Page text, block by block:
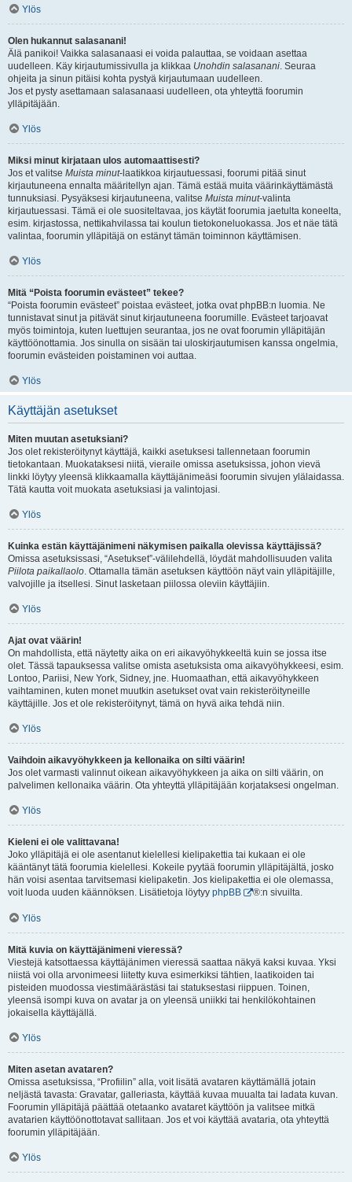
Ylös
Olen hukannut salasanani!
Älä panikoi! Vaikka salasanaasi ei voida palauttaa, se voidaan asettaa
uudelleen. Käy kirjautumissivulla ja klikkaa Unohdin salasanani. Seuraa
ohjeita ja sinun pitäisi kohta pystyä kirjautumaan uudelleen.
Jos et pysty asettamaan salasanaasi uudelleen, ota yhteyttä foorumin
ylläpitäjään.
Ylös
Miksi minut kirjataan ulos automaattisesti?
Jos et valitse Muista minut-laatikkoa kirjautuessasi, foorumi pitää sinut
kirjautuneena ennalta määritellyn ajan. Tämä estää muita väärinkäyttämästä
tunnuksiasi. Pysyäksesi kirjautuneena, valitse Muista minut-valinta
kirjautuessasi. Tämä ei ole suositeltavaa, jos käytät foorumia jaetulta koneelta,
esim. kirjastossa, nettikahvilassa tai koulun tietokoneluokassa. Jos et näe tätä
valintaa, foorumin ylläpitäjä on estänyt tämän toiminnon käyttämisen.
Ylös
Mitä “Poista foorumin evästeet” tekee?
“Poista foorumin evästeet” poistaa evästeet, jotka ovat phpBB:n luomia. Ne
tunnistavat sinut ja pitävät sinut kirjautuneena foorumille. Evästeet tarjoavat
myös toimintoja, kuten luettujen seurantaa, jos ne ovat foorumin ylläpitäjän
käyttöönottamia. Jos sinulla on sisään tai uloskirjautumisen kanssa ongelmia,
foorumin evästeiden poistaminen voi auttaa.
Ylös
Käyttäjän asetukset
Miten muutan asetuksiani?
Jos olet rekisteröitynyt käyttäjä, kaikki asetuksesi tallennetaan foorumin
tietokantaan. Muokataksesi niitä, vieraile omissa asetuksissa, johon vievä
linkki löytyy yleensä klikkaamalla käyttäjänimeäsi foorumin sivujen ylälaidassa.
Tätä kautta voit muokata asetuksiasi ja valintojasi.
Ylös
Kuinka estän käyttäjänimeni näkymisen paikalla olevissa käyttäjissä?
Omissa asetuksissasi, “Asetukset”-välilehdellä, löydät mahdollisuuden valita
Piilota paikallaolo. Ottamalla tämän asetuksen käyttöön näyt vain ylläpitäjille,
valvojille ja itsellesi. Sinut lasketaan piilossa oleviin käyttäjiin.
Ylös
Ajat ovat väärin!
On mahdollista, että näytetty aika on eri aikavyöhykkeeltä kuin se jossa itse
olet. Tässä tapauksessa valitse omista asetuksista oma aikavyöhykkeesi, esim.
Lontoo, Pariisi, New York, Sidney, jne. Huomaathan, että aikavyöhykkeen
vaihtaminen, kuten monet muutkin asetukset ovat vain rekisteröityneille
käyttäjille. Jos et ole rekisteröitynyt, tämä on hyvä aika tehdä niin.
Ylös
Vaihdoin aikavyöhykkeen ja kellonaika on silti väärin!
Jos olet varmasti valinnut oikean aikavyöhykkeen ja aika on silti väärin, on
palvelimen kellonaika väärin. Ota yhteyttä ylläpitäjään korjataksesi ongelman.
Ylös
Kieleni ei ole valittavana!
Joko ylläpitäjä ei ole asentanut kielellesi kielipakettia tai kukaan ei ole
kääntänyt tätä foorumia kielellesi. Kokeile pyytää foorumin ylläpitäjältä, josko
hän voisi asentaa tarvitsemasi kielipaketin. Jos kielipakettia ei ole olemassa,
voit luoda uuden käännöksen. Lisätietoja löytyy phpBB ®:n sivuilta.
Ylös
Mitä kuvia on käyttäjänimeni vieressä?
Viestejä katsottaessa käyttäjänimen vieressä saattaa näkyä kaksi kuvaa. Yksi
niistä voi olla arvonimeesi liitetty kuva esimerkiksi tähtien, laatikoiden tai
pisteiden muodossa viestimäärästäsi tai statuksestasi riippuen. Toinen,
yleensä isompi kuva on avatar ja on yleensä uniikki tai henkilökohtainen
jokaisella käyttäjällä.
Ylös
Miten asetan avataren?
Omissa asetuksissa, “Profiilin” alla, voit lisätä avataren käyttämällä jotain
neljästä tavasta: Gravatar, galleriasta, käyttää kuvaa muualta tai ladata kuvan.
Foorumin ylläpitäjä päättää otetaanko avataret käyttöön ja valitsee mitkä
avatarien käyttöönottotavat sallitaan. Jos et voi käyttää avataria, ota yhteyttä
foorumin ylläpitäjään.
Ylös